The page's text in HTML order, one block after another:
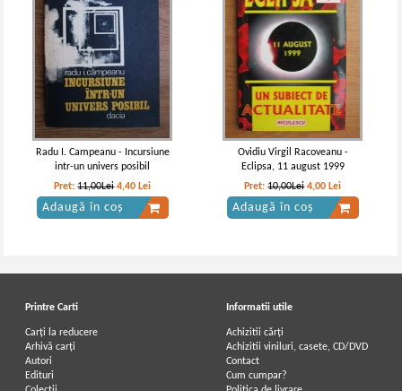
Radu I. Campeanu - Incursiune
intr-un univers posibil
Pret:11,00Lei 4,40 Lei
Adaugă în coș
Ovidiu Virgil Racoveanu -
Eclipsa, 11 august 1999
Pret:10,00Lei 4,00 Lei
Adaugă în coș
Printre Carti
Carți la reducere
Arhivă carți
Autori
Edituri
Informatii utile
Achizitii cărți
Achizitii viniluri, casete, CD/DVD
Contact
Cum cumpar?